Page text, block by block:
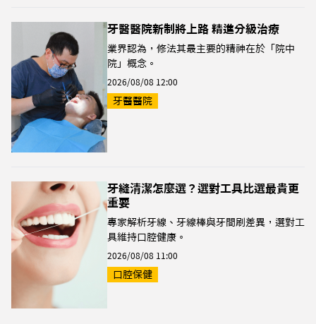
牙醫醫院新制將上路 精進分級治療
業界認為，修法其最主要的精神在於「院中
院」概念。
2026/08/08 12:00
牙醫醫院
牙縫清潔怎麼選？選對工具比選最貴更
重要
專家解析牙線、牙線棒與牙間刷差異，選對工
具維持口腔健康。
2026/08/08 11:00
口腔保健